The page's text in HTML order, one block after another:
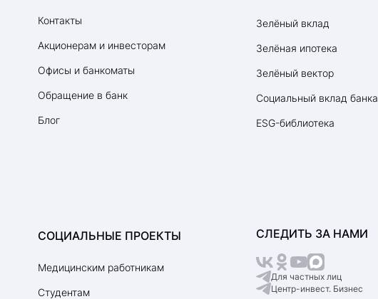
Контакты
Акционерам и инвесторам
Офисы и банкоматы
Обращение в банк
Блог
СОЦИАЛЬНЫЕ ПРОЕКТЫ
Медицинским работникам
Студентам
Зелёный вклад
Зелёная ипотека
Зелёный вектор
Социальный вклад банка
ESG-библиотека
СЛЕДИТЬ ЗА НАМИ
Для частных лиц
Центр-инвест. Бизнес